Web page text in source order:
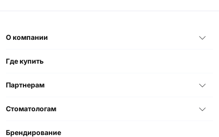
О компании
Где купить
Партнерам
Стоматологам
Брендирование